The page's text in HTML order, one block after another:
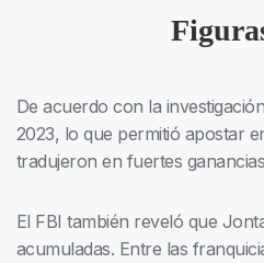
De acuerdo con la
2023, lo que permitió apostar
tradujeron en fuertes
El FBI también reveló que
acumuladas. Entre las